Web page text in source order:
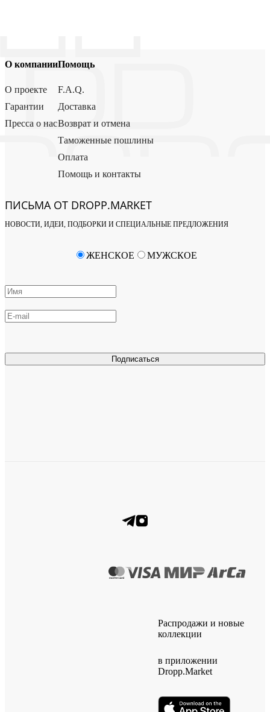
О компании
О проекте
Гарантии
Пресса о нас
Помощь
F.A.Q.
Доставка
Возврат и отмена
Таможенные пошлины
Оплата
Помощь и контакты
ПИСЬМА ОТ DROPP.MARKET
НОВОСТИ, ИДЕИ, ПОДБОРКИ И СПЕЦИАЛЬНЫЕ ПРЕДЛОЖЕНИЯ
Подписаться
ЖЕНСКОЕ МУЖСКОЕ
Распродажи и новые
коллекции
в приложении
Dropp.Market